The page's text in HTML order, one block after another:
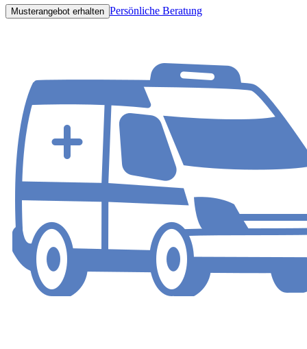
Musterangebot erhalten Persönliche Beratung